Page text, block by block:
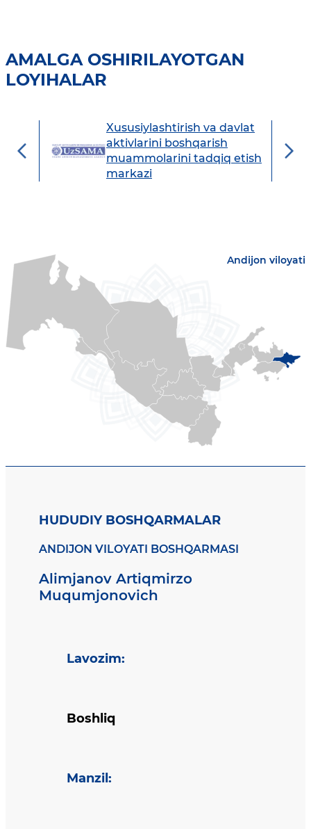
AMALGA OSHIRILAYOTGAN
LOYIHALAR
Xususiylashtirish va davlat
aktivlarini boshqarish
muammolarini tadqiq etish
markazi
Andijon viloyati
HUDUDIY BOSHQARMALAR
ANDIJON VILOYATI BOSHQARMASI
Alimjanov Artiqmirzo
Muqumjonovich
Lavozim:
Boshliq
Manzil :